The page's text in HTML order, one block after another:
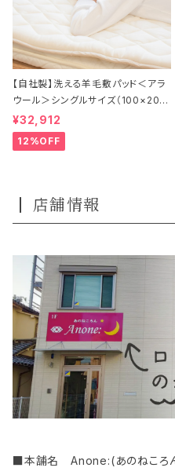
【自社製】洗える羊毛敷パッド＜アラ
ウール＞シングルサイズ（100×20
0）
¥32,912
12%OFF
店舗情報
■本舗名 Anone:(あのねころ